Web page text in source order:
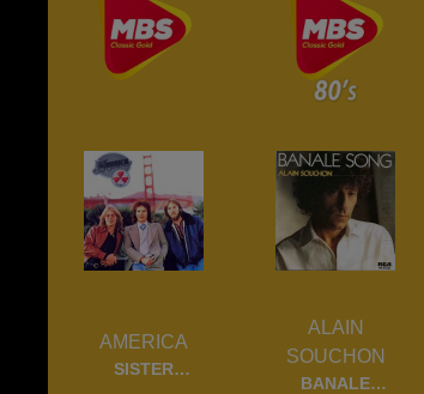
AMERICA
SISTER
ALAIN
SOUCHON
BANALE